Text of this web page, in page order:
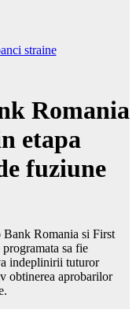
Romania
etapa
fuziune
Bank Romania si First
sa fie
indeplinirii tuturor
obtinerea aprobarilor